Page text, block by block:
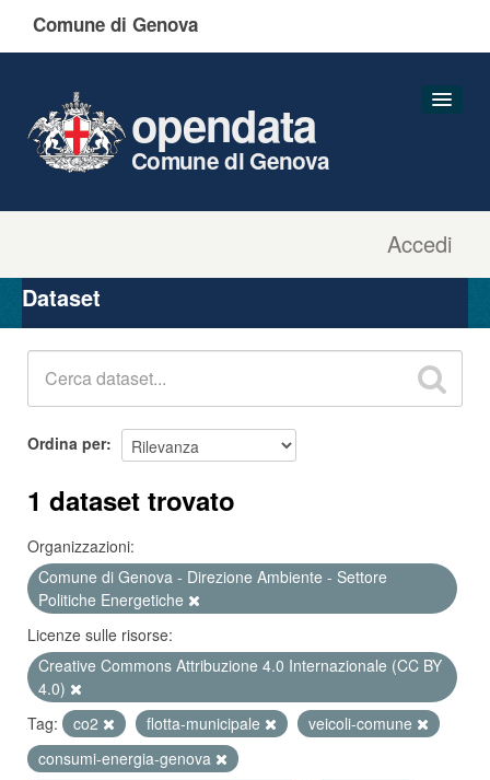
Comune di Genova
Accedi
opendata
Comune di Genova
Organizzazioni
Gruppi
Dataset
Ordina per
1 dataset trovato
Organizzazioni:
Comune di Genova - Direzione Ambiente - Settore
Politiche Energetiche
Licenze sulle risorse:
Creative Commons Attribuzione 4.0 Internazionale (CC BY
4.0)
Tag:
co2 flotta-municipale
veicoli-comune
consumi-energia-genova